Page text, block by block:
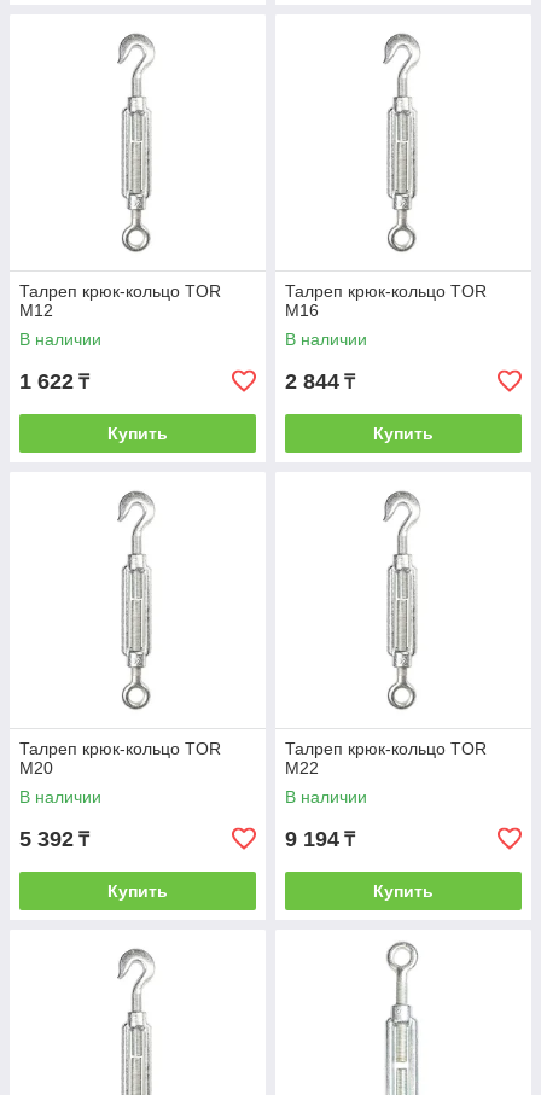
Талреп крюк-кольцо TOR
М12
В наличии
1 622 ₸
Купить
Талреп крюк-кольцо TOR
М16
В наличии
2 844 ₸
Купить
Талреп крюк-кольцо TOR
М20
В наличии
5 392 ₸
Купить
Талреп крюк-кольцо TOR
М22
В наличии
9 194 ₸
Купить